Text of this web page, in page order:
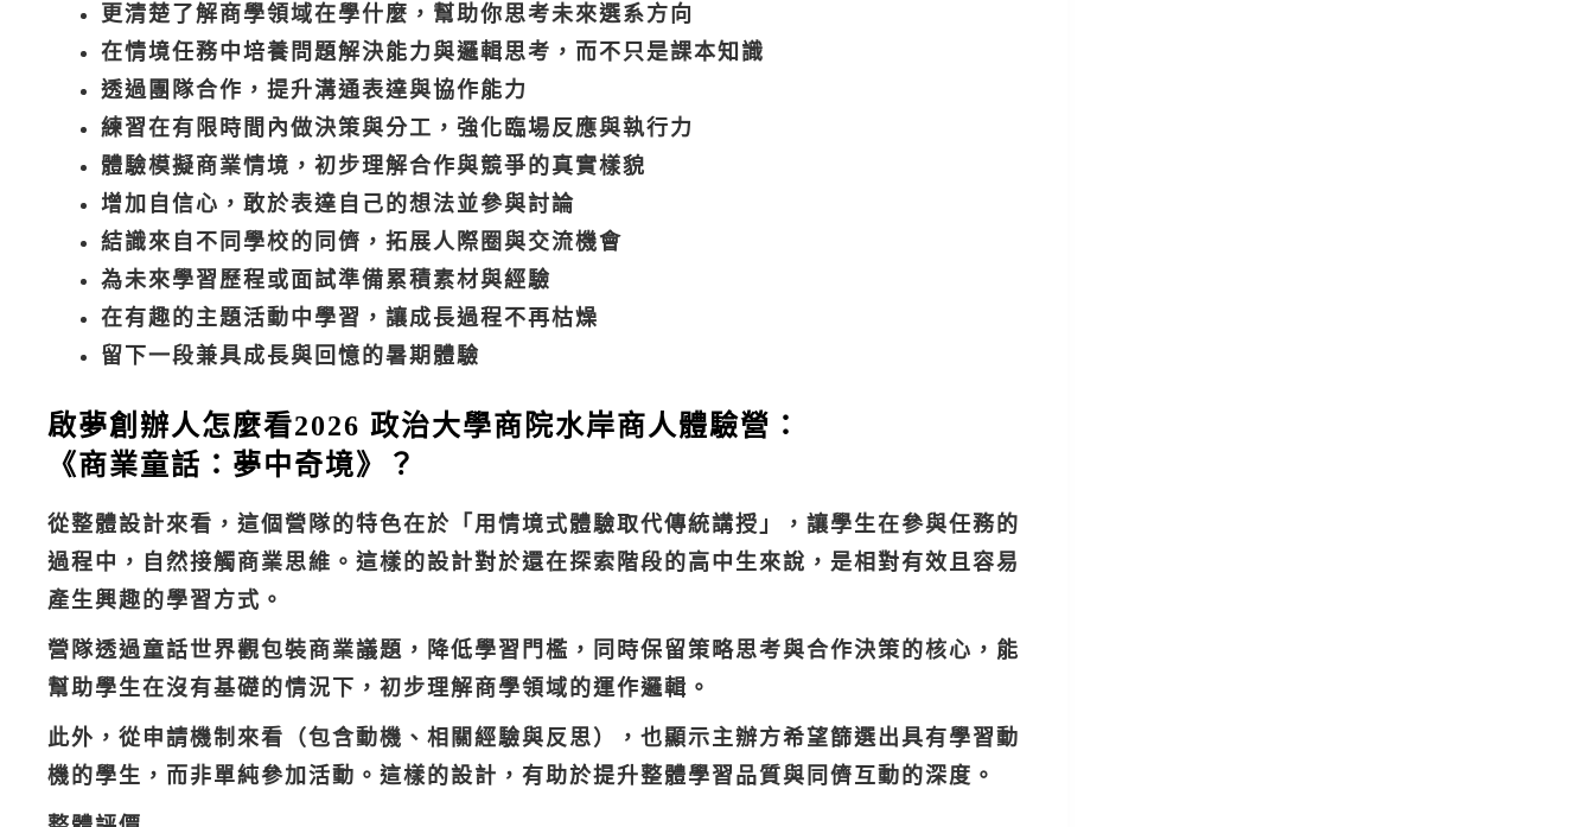
更清楚了解商學領域在學什麼，幫助你思考未來選系方向
在情境任務中培養問題解決能力與邏輯思考，而不只是課本知識
透過團隊合作，提升溝通表達與協作能力
練習在有限時間內做決策與分工，強化臨場反應與執行力
體驗模擬商業情境，初步理解合作與競爭的真實樣貌
增加自信心，敢於表達自己的想法並參與討論
結識來自不同學校的同儕，拓展人際圈與交流機會
為未來學習歷程或面試準備累積素材與經驗
在有趣的主題活動中學習，讓成長過程不再枯燥
留下一段兼具成長與回憶的暑期體驗
啟夢創辦人怎麼看2026 政治大學商院水岸商人體驗營：
《商業童話：夢中奇境》？
從整體設計來看，這個營隊的特色在於「用情境式體驗取代傳統講授」，讓學生在參與任務的
過程中，自然接觸商業思維。這樣的設計對於還在探索階段的高中生來說，是相對有效且容易
產生興趣的學習方式。
營隊透過童話世界觀包裝商業議題，降低學習門檻，同時保留策略思考與合作決策的核心，能
幫助學生在沒有基礎的情況下，初步理解商學領域的運作邏輯。
此外，從申請機制來看（包含動機、相關經驗與反思），也顯示主辦方希望篩選出具有學習動
機的學生，而非單純參加活動。這樣的設計，有助於提升整體學習品質與同儕互動的深度。